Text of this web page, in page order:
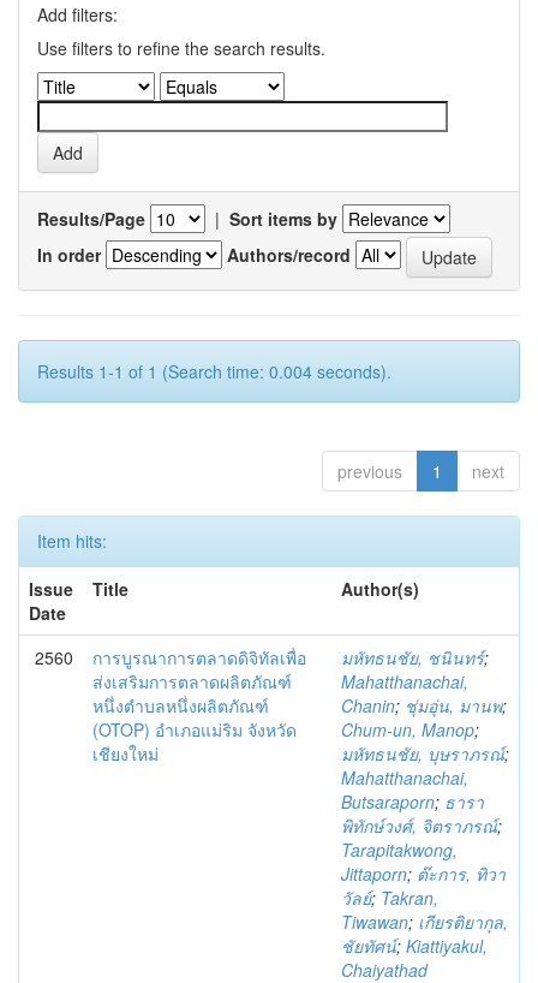
Add filters:
Use filters to refine the search results.
Results/Page | Sort items by
In order
Authors/record
Results 1-1 of 1 (Search time: 0.004 seconds).
previous 1 next
Item hits:
Issue
Date
Title Author(s)
2560
การบูรณาการตลาดดิจิทัลเพื่อ
ส่งเสริมการตลาดผลิตภัณฑ์
หนึ่งตำบลหนึ่งผลิตภัณฑ์
(OTOP) อำเภอแม่ริม จังหวัด
เชียงใหม่
มหัทธนชัย, ชนินทร์;
Mahatthanachai,
Chanin; ชุ่มอุ่น, มานพ;
Chum-un, Manop;
มหัทธนชัย, บุษราภรณ์;
Mahatthanachai,
Butsaraporn; ธารา
พิทักษ์วงศ์, จิตราภรณ์;
Tarapitakwong,
Jittaporn; ต๊ะการ, ทิวา
วัลย์; Takran,
Tiwawan; เกียรติยากุล,
ชัยทัศน์; Kiattiyakul,
Chaiyathad